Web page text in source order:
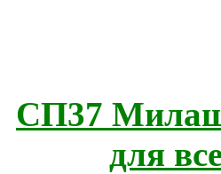
СП37
для